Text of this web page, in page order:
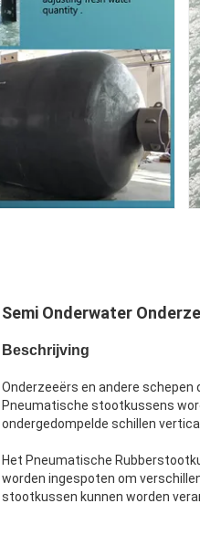
Semi Onderwater
Beschrijving
Onderzeeërs en andere schepen
Pneumatische stootkussens
ondergedompelde schillen
Het Pneumatische
worden ingespoten om
stootkussen kunnen worden